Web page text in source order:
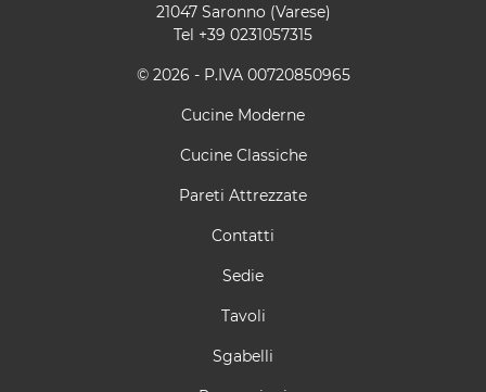
21047 Saronno (Varese)
Tel +39 0231057315
© 2026 - P.IVA 00720850965
Cucine Moderne
Cucine Classiche
Pareti Attrezzate
Contatti
Sedie
Tavoli
Sgabelli